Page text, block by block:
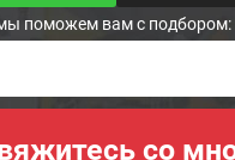
поможем вам с подбором: